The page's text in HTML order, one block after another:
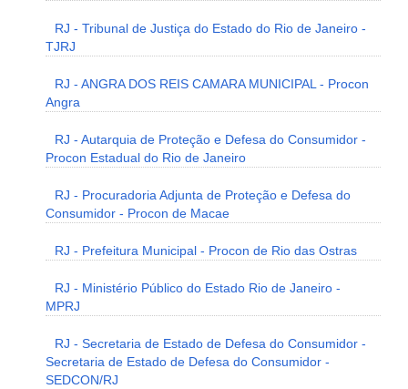
RJ - Tribunal de Justiça do Estado do Rio de Janeiro -
TJRJ
RJ - ANGRA DOS REIS CAMARA MUNICIPAL - Procon
Angra
RJ - Autarquia de Proteção e Defesa do Consumidor -
Procon Estadual do Rio de Janeiro
RJ - Procuradoria Adjunta de Proteção e Defesa do
Consumidor - Procon de Macae
RJ - Prefeitura Municipal - Procon de Rio das Ostras
RJ - Ministério Público do Estado Rio de Janeiro -
MPRJ
RJ - Secretaria de Estado de Defesa do Consumidor -
Secretaria de Estado de Defesa do Consumidor -
SEDCON/RJ